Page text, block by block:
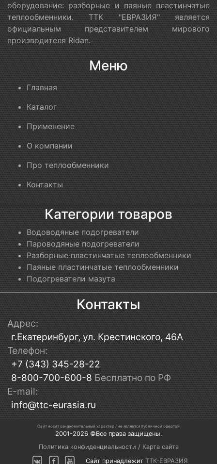
оборудование: разборные и паяные пластинчатые
теплообменники. ТТК "ЕВРАЗИЯ" является
официальным представителем мирового
производителя Ridan.
Меню
Главная
Каталог
Применение
О компании
Про теплообменники
Контакты
Категории товаров
Водоводяные подогреватели
Пароводяные подогреватели
Разборные пластинчатые теплообменники
Паяные пластинчатые теплообменники
Подогреватели мазута
Контакты
Адрес:
г.Екатеринбург, ул. Крестинского, 46А
Телефон:
+7 (343) 345-28-22
8-800-700-600-8 Бесплатно по РФ
E-mail:
info@ttc-eurasia.ru
Сайт носит ознакомительный характер / не является публичной офертой
2001-2026 ©Все права защищены.
Политика конфиденциальности / Карта сайта
Сайт принадлежит ТТК-ЕВРАЗИЯ